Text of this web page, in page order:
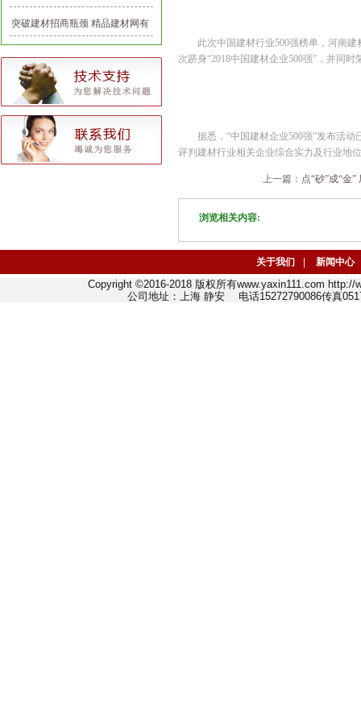
突破建材招商瓶颈 精品建材网有
一套
此次中国建材行业500强榜单，河南
次跻身“2018中国建材企业500强”，并同
据悉，“中国建材企业500强”发布活
评判建材行业相关企业综合实力及行业地
上一篇： 点“砂”成“金
浏览相关内容:
关于我们 新闻中心
Copyright ©2016-2018 版权所有www.yaxin111.com
公司地址：上海 静安 电话15272790086传真